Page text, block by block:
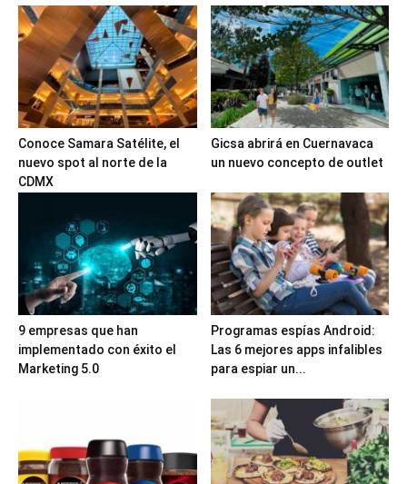
Conoce Samara Satélite, el
nuevo spot al norte de la
CDMX
Gicsa abrirá en Cuernavaca
un nuevo concepto de outlet
9 empresas que han
implementado con éxito el
Marketing 5.0
Programas espías Android:
Las 6 mejores apps infalibles
para espiar un...